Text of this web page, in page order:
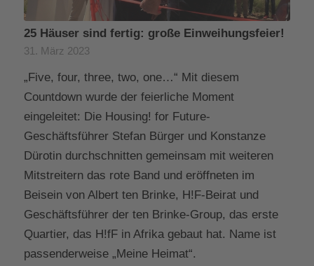
25 Häuser sind fertig: große Einweihungsfeier!
31. März 2023
„Five, four, three, two, one…“ Mit diesem
Countdown wurde der feierliche Moment
eingeleitet: Die Housing! for Future-
Geschäftsführer Stefan Bürger und Konstanze
Dürotin durchschnitten gemeinsam mit weiteren
Mitstreitern das rote Band und eröffneten im
Beisein von Albert ten Brinke, H!F-Beirat und
Geschäftsführer der ten Brinke-Group, das erste
Quartier, das H!fF in Afrika gebaut hat. Name ist
passenderweise „Meine Heimat“.